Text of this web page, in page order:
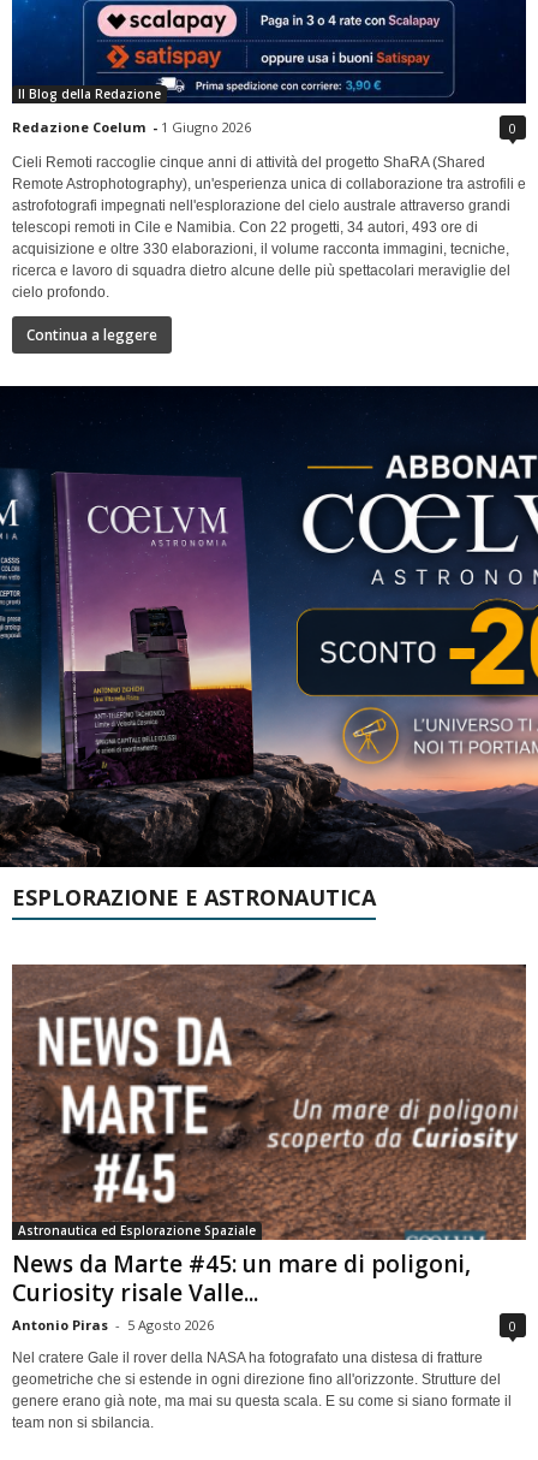
Il Blog della Redazione
Redazione Coelum - 1 Giugno 2026 0
Cieli Remoti raccoglie cinque anni di attività del progetto ShaRA (Shared
Remote Astrophotography), un'esperienza unica di collaborazione tra astrofili e
astrofotografi impegnati nell'esplorazione del cielo australe attraverso grandi
telescopi remoti in Cile e Namibia. Con 22 progetti, 34 autori, 493 ore di
acquisizione e oltre 330 elaborazioni, il volume racconta immagini, tecniche,
ricerca e lavoro di squadra dietro alcune delle più spettacolari meraviglie del
cielo profondo.
Continua a leggere
ESPLORAZIONE E ASTRONAUTICA
Astronautica ed Esplorazione Spaziale
News da Marte #45: un mare di poligoni,
Curiosity risale Valle...
Antonio Piras - 5 Agosto 2026 0
Nel cratere Gale il rover della NASA ha fotografato una distesa di fratture
geometriche che si estende in ogni direzione fino all'orizzonte. Strutture del
genere erano già note, ma mai su questa scala. E su come si siano formate il
team non si sbilancia.